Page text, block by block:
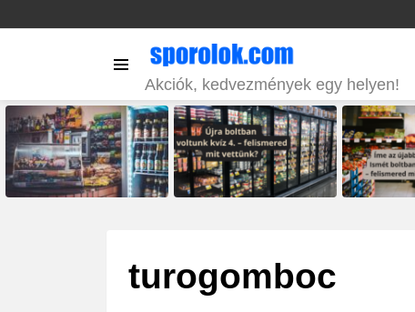
Akciók, kedvezmények egy helyen!
STORIES
turogomboc